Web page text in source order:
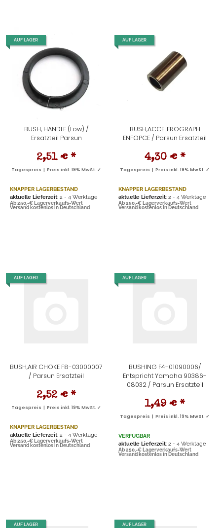
AUF LAGER
BUSH, HANDLE (Low) /
Ersatzteil Parsun
2,51 € *
Tagespreis | Preis inkl. 19% MwSt. ✓
KNAPPER LAGERBESTAND
aktuelle Lieferzeit: 2 - 4 Werktage
Ab 250,-€ Lagerverkaufs-Wert
Versand kostenlos in Deutschland
AUF LAGER
BUSH,ACCELEROGRAPH
ENFOPCE / Parsun Ersatzteil
4,30 € *
Tagespreis | Preis inkl. 19% MwSt. ✓
KNAPPER LAGERBESTAND
aktuelle Lieferzeit: 2 - 4 Werktage
Ab 250,-€ Lagerverkaufs-Wert
Versand kostenlos in Deutschland
AUF LAGER
BUSH,AIR CHOKE F8-03000007
/ Parsun Ersatzteil
2,52 € *
Tagespreis | Preis inkl. 19% MwSt. ✓
KNAPPER LAGERBESTAND
aktuelle Lieferzeit: 2 - 4 Werktage
Ab 250,-€ Lagerverkaufs-Wert
Versand kostenlos in Deutschland
AUF LAGER
BUSHING F4-01090006/
Entspricht Yamaha 90386-
08032 / Parsun Ersatzteil
1,49 € *
Tagespreis | Preis inkl. 19% MwSt. ✓
VERFÜGBAR
aktuelle Lieferzeit: 2 - 4 Werktage
Ab 250,-€ Lagerverkaufs-Wert
Versand kostenlos in Deutschland
AUF LAGER AUF LAGER